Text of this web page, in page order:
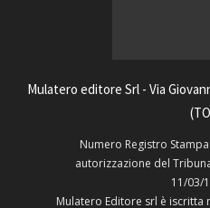
Mulatero editore Srl - Via
Numero Registro
autorizzazione del
11/03/
Mulatero Editore srl è iscritta